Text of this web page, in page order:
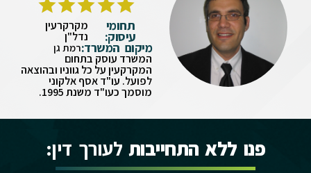
תחומי
עיסוק:
מקרקרעין
נדל"ן
מיקום המשרד:רמת גן
המשרד עוסק בתחום
המקרקעין על כל גווניו ובהוצאה
לפועל. עו"ד אסף אלקוני
מוסמך כעו"ד משנת 1995.
פנו ללא התחייבות לעורך דין: